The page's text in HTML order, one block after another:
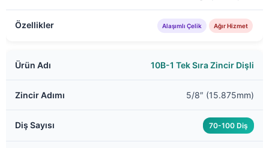
Alaşımlı Çelik Ağır Hizmet
10B-1 Tek Sıra Zincir Dişli
5/8″ (15.875mm)
70-100 Diş